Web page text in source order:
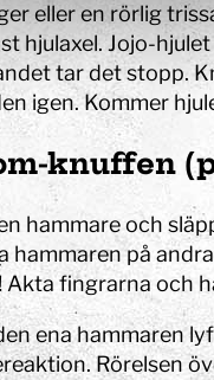
eller en rörlig
hjulaxel. Jojo-
tar det stopp.
igen. Kommer
knuffen
hammare och
hammaren på
Akta fingrarna och
ena hammaren
Rörelsen